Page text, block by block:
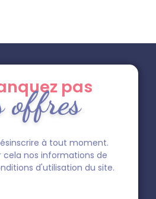
pas
offres
à tout moment.
cela nos informations de
d'utilisation du site.